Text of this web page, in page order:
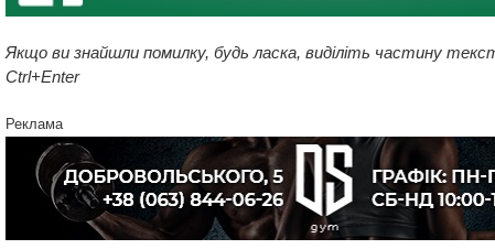
Якщо ви знайшли помилку, будь ласка, виділіть частину
Ctrl+Enter
Реклама